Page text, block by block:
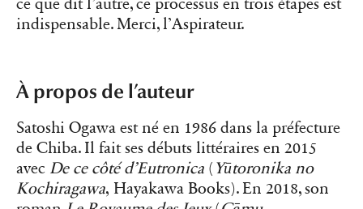
indispensable. Merci, l’Aspirateur.
À propos de l’auteur
Satoshi Ogawa est né en 1986 dans la préfecture
de Chiba. Il fait ses débuts littéraires en 2015
avec De ce côté d’Eutronica ( Yūtoronika no
Kochiragawa, Hayakawa Books). En 2018, son